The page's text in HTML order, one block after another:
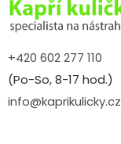
+420 602 277 110
(Po-So, 8-17 hod.)
info@kaprikulicky.cz